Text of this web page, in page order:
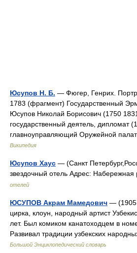
Юсупов Н. Б. — Фюгер, Генрих.
1783 (фрагмент) Государственный
Юсупов Николай Борисович (1750
государственный деятель, дипломат
главноуправляющий Оружейной
Википедия
Юсупов Хаус — (Санкт
звездочный отель Адрес:
отелей
ЮСУПОВ Акрам Мамедович — (1905
цирка, клоун, народный артист
лет. Был комиком канатоходцем в
Развивал традиции узбекских
Большой Энциклопедический словарь